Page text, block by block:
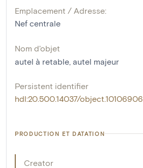
Emplacement / Adresse:
Nef centrale
Nom d'objet
autel à retable autel majeur
Persistent identifier
hdl:20.500.14037/object.10106906
PRODUCTION ET DATATION
Creator